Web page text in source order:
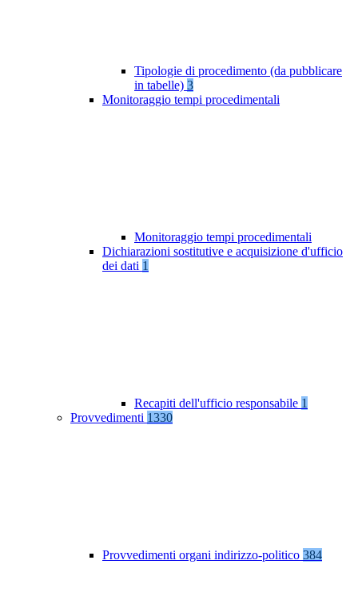
Tipologie di procedimento (da pubblicare
in tabelle) 3
Monitoraggio tempi procedimentali
Monitoraggio tempi procedimentali
Dichiarazioni sostitutive e acquisizione d'ufficio
dei dati 1
Recapiti dell'ufficio responsabile 1
Provvedimenti 1330
Provvedimenti organi indirizzo-politico 384